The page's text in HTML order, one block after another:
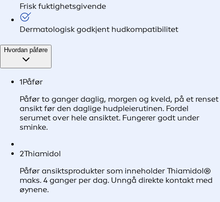
Frisk fuktighetsgivende
Dermatologisk godkjent hudkompatibilitet
Hvordan påføre
1Påfør
Påfør to ganger daglig, morgen og kveld, på et renset
ansikt før den daglige hudpleierutinen. Fordel
serumet over hele ansiktet. Fungerer godt under
sminke.
2Thiamidol
Påfør ansiktsprodukter som inneholder Thiamidol®
maks. 4 ganger per dag. Unngå direkte kontakt med
øynene.